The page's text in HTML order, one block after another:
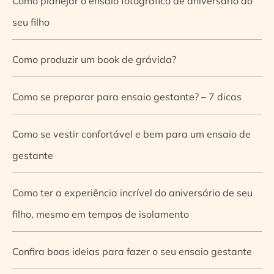
seu filho
Como produzir um book de grávida?
Como se preparar para ensaio gestante? – 7 dicas
Como se vestir confortável e bem para um ensaio de
gestante
Como ter a experiência incrível do aniversário de seu
filho, mesmo em tempos de isolamento
Confira boas ideias para fazer o seu ensaio gestante